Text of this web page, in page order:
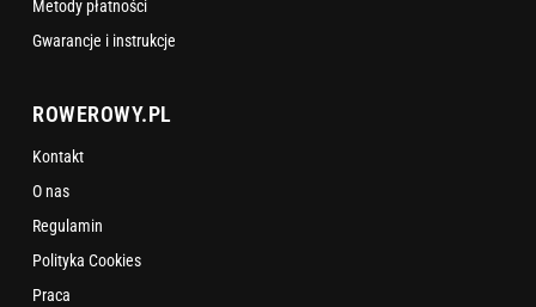
Metody płatności
Gwarancje i instrukcje
ROWEROWY.PL
Kontakt
O nas
Regulamin
Polityka Cookies
Praca